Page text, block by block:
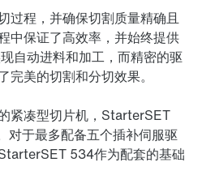
过程，并确保切割质量精确且
中保证了高效率，并始终提供
自动进料和加工，而精密的驱
美的切割和分切效果。
紧凑型切片机，StarterSET
对于最多配备五个插补伺服驱
534作为配套的基础